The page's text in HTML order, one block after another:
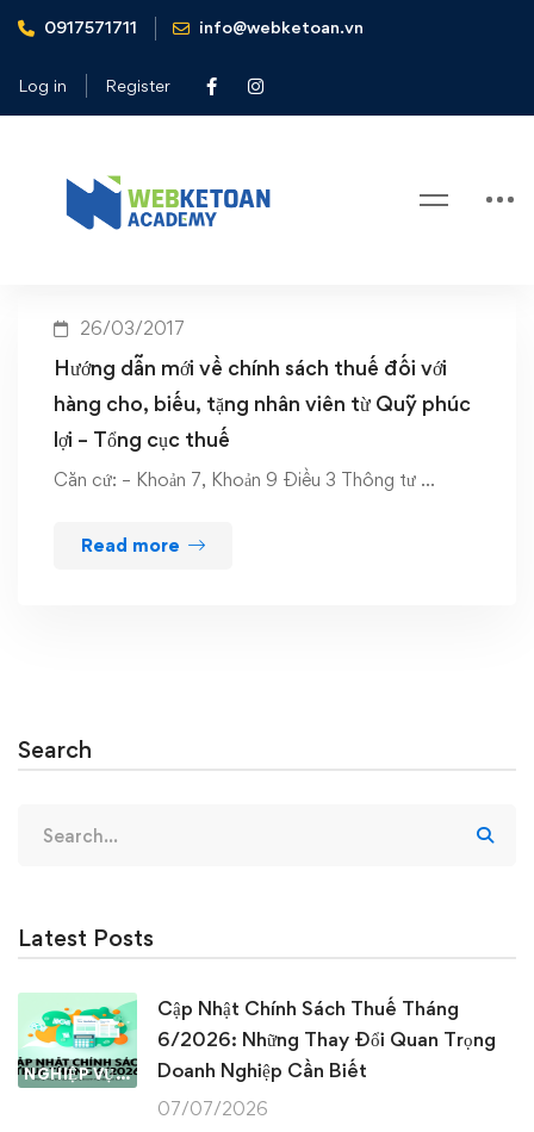
0917571711 info@webketoan.vn
Log in Register
Home tặng nhân viên bằng quỹ phúc lợi
Tag: tặng nhân viên bằng quỹ
26/03/2017
Hướng dẫn mới về chính sách thuế đối với
hàng cho, biếu, tặng nhân viên từ Quỹ phúc
lợi – Tổng cục thuế
Căn cứ: – Khoản 7, Khoản 9 Điều 3 Thông tư …
Read more
Search
for:
Latest Posts
NGHIỆP VỤ KẾ TOÁN & THUẾ
Cập Nhật Chính Sách Thuế Tháng
6/2026: Những Thay Đổi Quan Trọng
Doanh Nghiệp Cần Biết
07/07/2026